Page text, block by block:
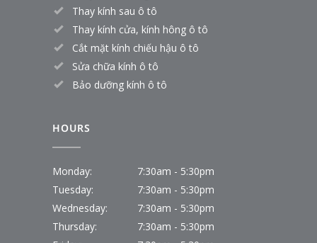
Thay kính sau ô tô
Thay kính cửa, kính hông ô tô
Cắt mặt kính chiếu hậu ô tô
Sửa chữa kính ô tô
Bảo dưỡng kính ô tô
HOURS
Monday:
7:30am - 5:30pm
Tuesday:
7:30am - 5:30pm
Wednesday:
7:30am - 5:30pm
Thursday:
7:30am - 5:30pm